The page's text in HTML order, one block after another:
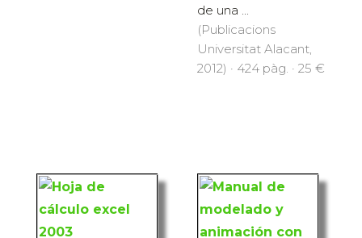
de una ...
(Publicacions
Universitat Alacant,
2012) · 424 pàg. · 25 €